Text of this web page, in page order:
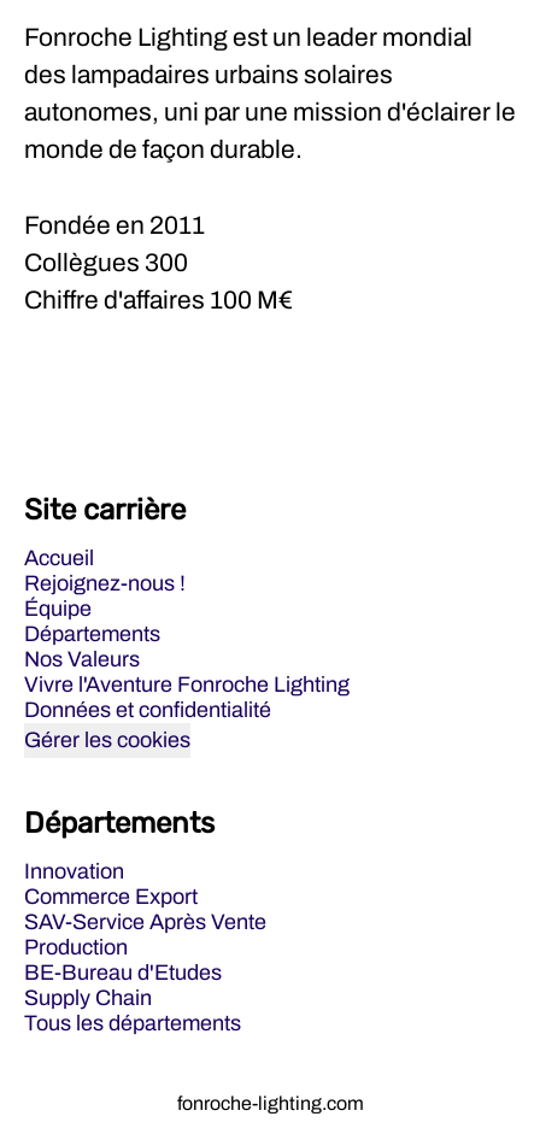
Fonroche Lighting est un leader mondial
des lampadaires urbains solaires
autonomes, uni par une mission d'éclairer le
monde de façon durable.
Fondée en 2011
Collègues 300
Chiffre d'affaires 100 M€
Site carrière
Accueil
Rejoignez-nous !
Équipe
Départements
Nos Valeurs
Vivre l'Aventure Fonroche Lighting
Données et confidentialité
Gérer les cookies
Départements
Innovation
Commerce Export
SAV-Service Après Vente
Production
BE-Bureau d'Etudes
Supply Chain
Tous les départements
fonroche-lighting.com